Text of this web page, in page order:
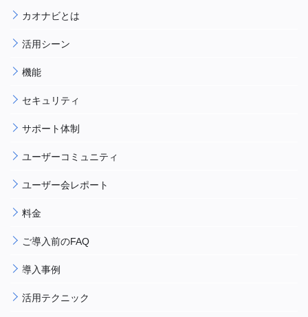
カオナビとは
活用シーン
機能
セキュリティ
サポート体制
ユーザーコミュニティ
ユーザー会レポート
料金
ご導入前のFAQ
導入事例
活用テクニック